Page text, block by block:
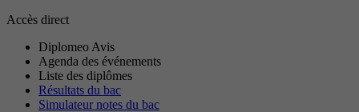
Accès direct
Diplomeo Avis
Agenda des événements
Liste des diplômes
Résultats du bac
Simulateur notes du bac